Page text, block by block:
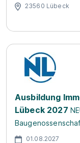
23560 Lübeck
Ausbildung
Lübeck 2027
01.08.2027